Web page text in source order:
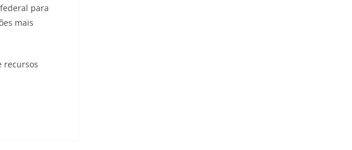
para
mais
recursos